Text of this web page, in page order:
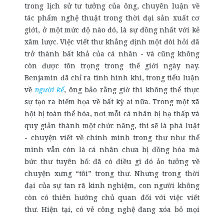
trong lịch sử tư tưởng của ông, chuyên luận về
tác phẩm nghệ thuật trong thời đại sản xuất cơ
giới, ở một mức độ nào đó, là sự đồng nhất với kẻ
xâm lược. Việc viết thư khẳng định một đòi hỏi đã
trở thành bất khả của cá nhân - và cũng không
còn được tôn trọng trong thế giới ngày nay.
Benjamin đã chỉ ra tình hình khi, trong tiểu luận
về người kể, ông bảo rằng giờ thì không thể thực
sự tạo ra biếm họa về bất kỳ ai nữa. Trong một xã
hội bị toàn thể hóa, nơi mỗi cá nhân bị hạ thấp và
quy giản thành một chức năng, thì sẽ là phá luật
- chuyện viết về chính mình trong thư như thể
mình vẫn còn là cá nhân chưa bị đồng hóa mà
bức thư tuyên bố: đã có điều gì đó ảo tưởng về
chuyện xưng “tôi” trong thư. Nhưng trong thời
đại của sự tan rã kinh nghiệm, con người không
còn có thiên hướng chủ quan đối với việc viết
thư. Hiện tại, có vẻ công nghệ đang xóa bỏ mọi